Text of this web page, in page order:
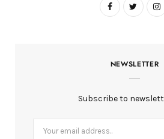
F
e
t
I
NEWSLETTER
Subscribe to